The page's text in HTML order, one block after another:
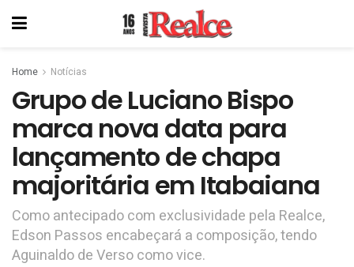
Home Notícias
Grupo de Luciano Bispo
marca nova data para
lançamento de chapa
majoritária em Itabaiana
Como antecipado com exclusividade pela Realce,
Edson Passos encabeçará a composição, tendo
Aguinaldo de Verso como vice.